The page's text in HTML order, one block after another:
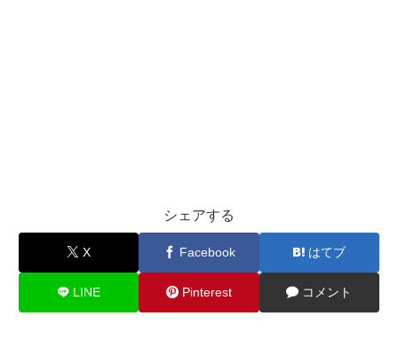
シェアする
X Facebook はてブ
LINE Pinterest コメント